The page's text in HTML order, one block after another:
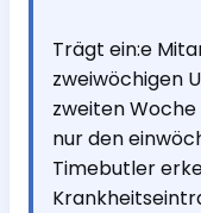
Trägt ein:e
zweiwöchigen
zweiten
nur den
Timebutler